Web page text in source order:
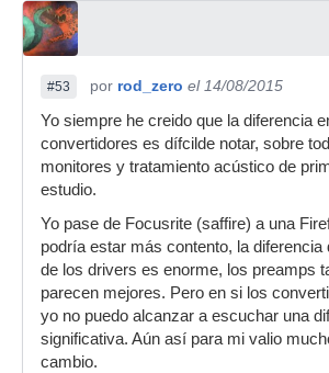
#53 por rod_zero el 14/08/2015
Yo siempre he creido que la diferencia
convertidores es dífcilde notar, sobre
monitores y tratamiento acústico de
estudio.
Yo pase de Focusrite (saffire) a una
podría estar más contento, la diferencia
de los drivers es enorme, los preamps
parecen mejores. Pero en si los
yo no puedo alcanzar a escuchar una
significativa. Aún así para mi valio
cambio.